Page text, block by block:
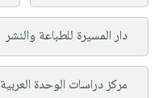
دار المسيرة للطباعة والنشر
مركز دراسات الوحدة العربية